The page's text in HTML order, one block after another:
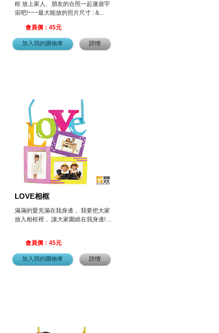
框 放上家人、朋友的合照一起遨遊宇
宙吧!~~~最大能放的照片尺寸 : &...
會員價：45元
加入我的購物車 詳情
LOVE相框
滿滿的愛充滿在我身邊， 我要把大家
放入相框裡， 讓大家圍繞在我身邊! ...
會員價：45元
加入我的購物車 詳情